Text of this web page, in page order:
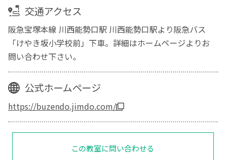
交通アクセス
阪急宝塚本線 川西能勢口駅 川西能勢口駅より阪急バス
「けやき坂小学校前」下車。詳細はホームページよりお
問い合わせ下さい。
公式ホームページ
https://buzendo.jimdo.com/
この教室に問い合わせる